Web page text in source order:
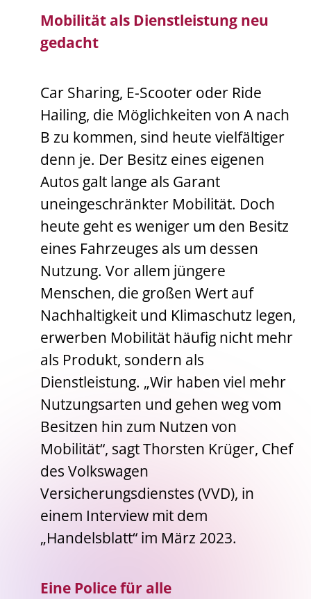
Mobilität als Dienstleistung neu
gedacht
Car Sharing, E-Scooter oder Ride
Hailing, die Möglichkeiten von A nach
B zu kommen, sind heute vielfältiger
denn je. Der Besitz eines eigenen
Autos galt lange als Garant
uneingeschränkter Mobilität. Doch
heute geht es weniger um den Besitz
eines Fahrzeuges als um dessen
Nutzung. Vor allem jüngere
Menschen, die großen Wert auf
Nachhaltigkeit und Klimaschutz legen,
erwerben Mobilität häufig nicht mehr
als Produkt, sondern als
Dienstleistung. „Wir haben viel mehr
Nutzungsarten und gehen weg vom
Besitzen hin zum Nutzen von
Mobilität“, sagt Thorsten Krüger, Chef
des Volkswagen
Versicherungsdienstes (VVD), in
einem Interview mit dem
„Handelsblatt“ im März 2023.
Eine Police für alle